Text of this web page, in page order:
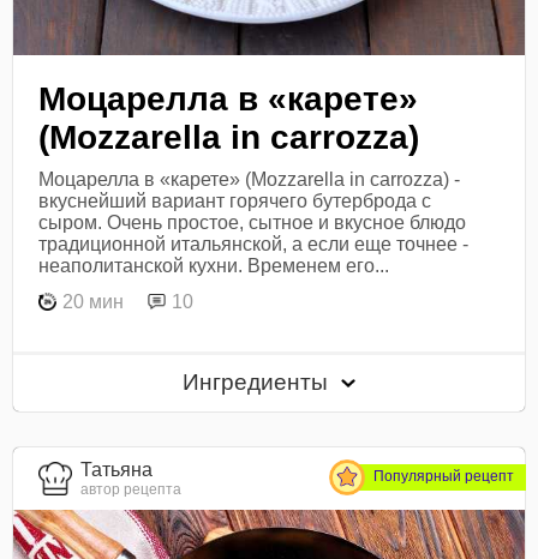
Моцарелла в «карете»
(Mozzarella in carrozza)
Моцарелла в «карете» (Mozzarella in carrozza) -
вкуснейший вариант горячего бутерброда с
сыром. Очень простое, сытное и вкусное блюдо
традиционной итальянской, а если еще точнее -
неаполитанской кухни. Временем его...
20 мин
10
Ингредиенты
Татьяна
автор рецепта
Популярный рецепт